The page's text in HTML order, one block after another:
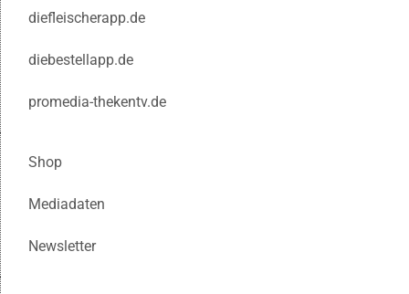
diefleischerapp.de
diebestellapp.de
promedia-thekentv.de
Shop
Mediadaten
Newsletter